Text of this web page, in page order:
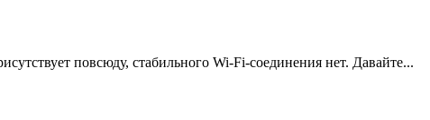
повсюду, стабильного Wi-Fi-соединения нет. Давайте...